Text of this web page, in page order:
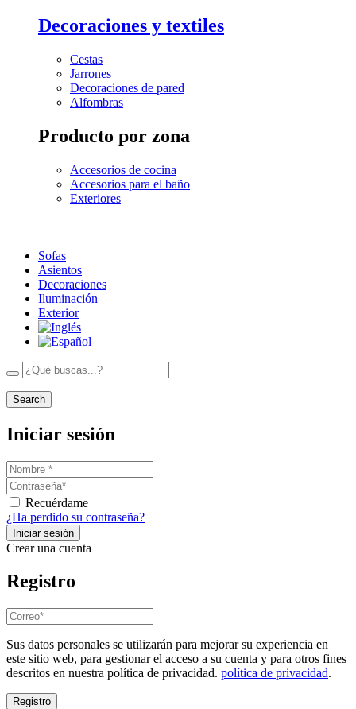
Decoraciones y textiles
Cestas
Jarrones
Decoraciones de pared
Alfombras
Producto por zona
Accesorios de cocina
Accesorios para el baño
Exteriores
Sofas
Asientos
Decoraciones
Iluminación
Exterior
Search
Iniciar sesión
Recuérdame
¿Ha perdido su contraseña?
Crear una cuenta
Registro
Sus datos personales se utilizarán para mejorar su experiencia en
este sitio web, para gestionar el acceso a su cuenta y para otros fines
descritos en nuestra política de privacidad. política de privacidad.